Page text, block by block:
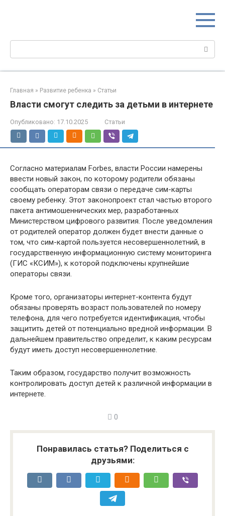
Поиск:
Главная » Развитие ребенка » Статьи
Власти смогут следить за детьми в интернете
Опубликовано: 17.10.2025 Статьи
Согласно материалам Forbes, власти России намерены
ввести новый закон, по которому родители обязаны
сообщать операторам связи о передаче сим-карты
своему ребенку. Этот законопроект стал частью второго
пакета антимошеннических мер, разработанных
Министерством цифрового развития. После уведомления
от родителей оператор должен будет внести данные о
том, что сим-картой пользуется несовершеннолетний, в
государственную информационную систему мониторинга
(ГИС «КСИМ»), к которой подключены крупнейшие
операторы связи.
Кроме того, организаторы интернет-контента будут
обязаны проверять возраст пользователей по номеру
телефона, для чего потребуется идентификация, чтобы
защитить детей от потенциально вредной информации. В
дальнейшем правительство определит, к каким ресурсам
будут иметь доступ несовершеннолетние.
Таким образом, государство получит возможность
контролировать доступ детей к различной информации в
интернете.
0
Понравилась статья? Поделиться с
друзьями: